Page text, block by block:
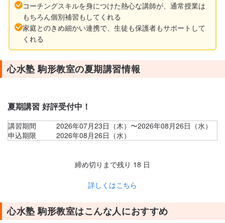
コーチングスキルを身につけた熱心な講師が、通常授業は
もちろん個別補習もしてくれる
家庭とのきめ細かい連携で、生徒も保護者もサポートして
くれる
心水塾 駒形教室の夏期講習情報
夏期講習 好評受付中！
講習期間
2026年07月23日（木）〜2026年08月26日（水）
申込期限
2026年08月26日（水）
締め切りまで残り 18 日
詳しくはこちら
心水塾 駒形教室はこんな人におすすめ